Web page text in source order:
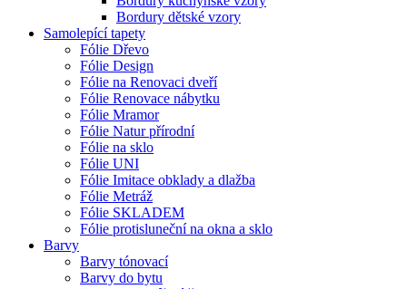
Bordury dětské vzory
Samolepící tapety
Fólie Dřevo
Fólie Design
Fólie na Renovaci dveří
Fólie Renovace nábytku
Fólie Mramor
Fólie Natur přírodní
Fólie na sklo
Fólie UNI
Fólie Imitace obklady a dlažba
Fólie Metráž
Fólie SKLADEM
Fólie protisluneční na okna a sklo
Barvy
Barvy tónovací
Barvy do bytu